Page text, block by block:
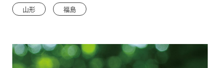
き
ま
山形 福島